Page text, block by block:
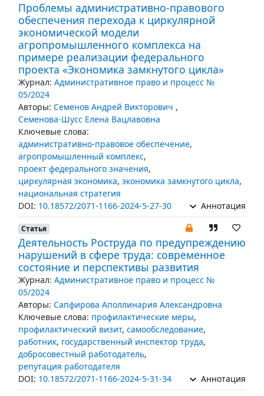
Проблемы административно-правового
обеспечения перехода к циркулярной
экономической модели
агропромышленного комплекса на
примере реализации федерального
проекта «Экономика замкнутого цикла»
Журнал: Административное право и процесс №
05/2024
Авторы: Семенов Андрей Викторович ,
Семенова-Шусс Елена Вацлавовна
Ключевые слова:
административно-правовое обеспечение,
агропромышленный комплекс,
проект федерального значения,
циркулярная экономика, экономика замкнутого цикла,
национальная стратегия
DOI: 10.18572/2071-1166-2024-5-27-30 Аннотация
Статья
Деятельность Роструда по предупреждению
нарушений в сфере труда: современное
состояние и перспективы развития
Журнал: Административное право и процесс №
05/2024
Авторы: Сапфирова Аполлинария Александровна
Ключевые слова: профилактические меры,
профилактический визит, самообследование,
работник, государственный инспектор труда,
добросовестный работодатель,
репутация работодателя
DOI: 10.18572/2071-1166-2024-5-31-34 Аннотация